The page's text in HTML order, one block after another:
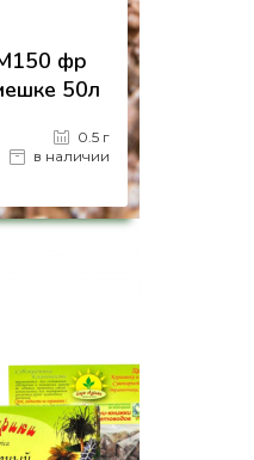
фр
50л
0.5 г
в наличии